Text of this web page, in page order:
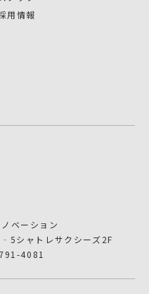
用情報
ベーション
シャトレサクシーズ2F
4081